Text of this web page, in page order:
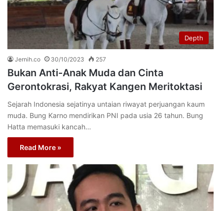
Depth
Jernih.co 30/10/2023 257
Bukan Anti-Anak Muda dan Cinta
Gerontokrasi, Rakyat Kangen Meritoktasi
Sejarah Indonesia sejatinya untaian riwayat perjuangan kaum
muda. Bung Karno mendirikan PNI pada usia 26 tahun. Bung
Hatta memasuki kancah…
Read More »